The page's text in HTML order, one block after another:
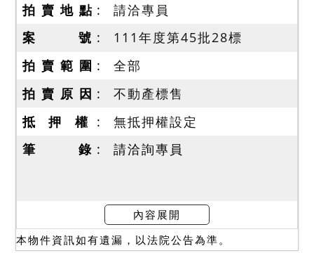
拍 賣 地 點
請洽專員
案 號
111年度第45批28標
拍 賣 範 圍
全部
拍 賣 原 因
不動產標售
抵 押 權
無抵押權設定
筆 錄
請洽詢專員
內容展開
本物件資訊如有遺漏，以法院公告為準。